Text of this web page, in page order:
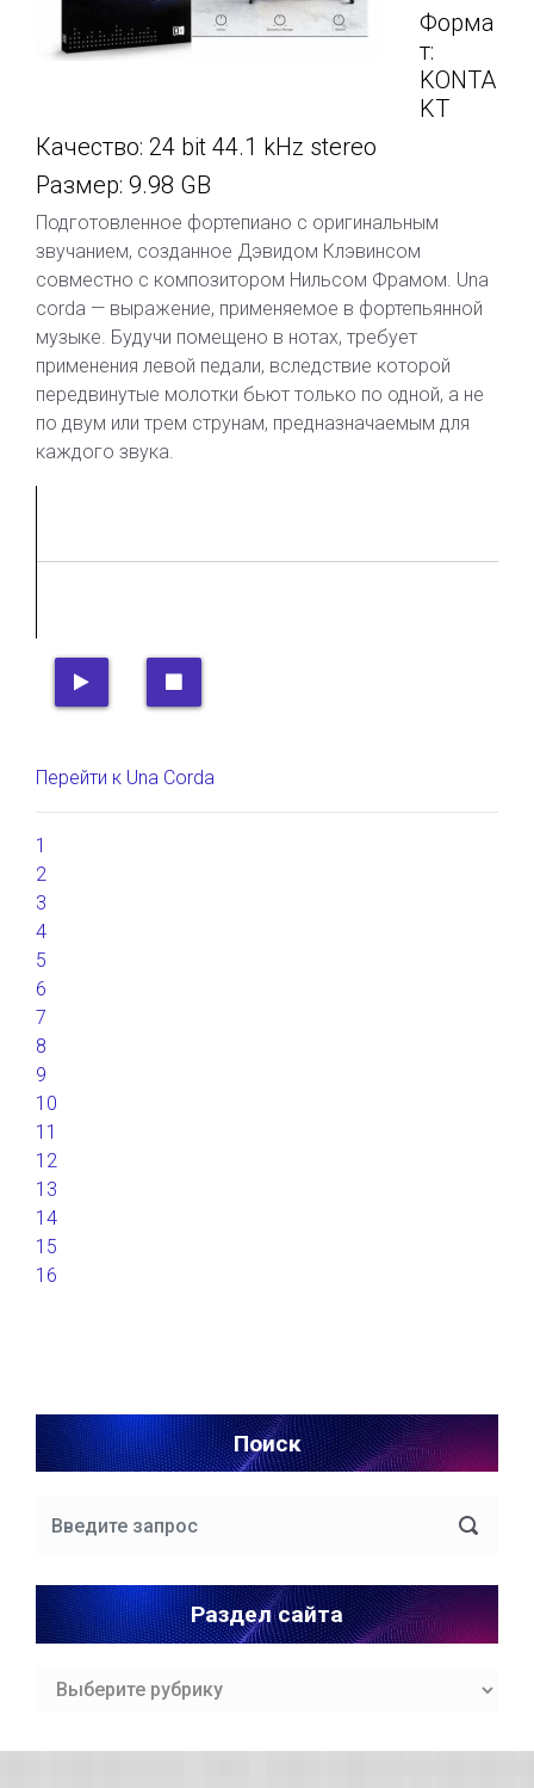
Форма
т:
KONTA
KT
Качество: 24 bit 44.1 kHz stereo
Размер: 9.98 GB
Подготовленное фортепиано с оригинальным
звучанием, созданное Дэвидом Клэвинсом
совместно с композитором Нильсом Фрамом. Una
corda — выражение, применяемое в фортепьянной
музыке. Будучи помещено в нотах, требует
применения левой педали, вследствие которой
передвинутые молотки бьют только по одной, а не
по двум или трем струнам, предназначаемым для
каждого звука.
Перейти к Una Corda
1
2
3
4
5
6
7
8
9
10
11
12
13
14
15
16
Поиск
Раздел сайта
Раздел